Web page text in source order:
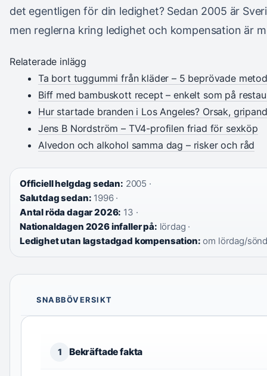
det egentligen för din ledighet? Sedan 2005 är
men reglerna kring ledighet och kompensation är
Relaterade inlägg
Ta bort tuggummi från kläder – 5 beprövade
Biff med bambuskott recept – enkelt som på
Hur startade branden i Los Angeles? Orsak,
Jens B Nordström – TV4-profilen friad för sexköp
Alvedon och alkohol samma dag – risker och råd
Officiell helgdag sedan: 2005 ·
Salutdag sedan: 1996 ·
Antal röda dagar 2026: 13 ·
Nationaldagen 2026 infaller på: lördag ·
Ledighet utan lagstadgad kompensation: om lördag/
SNABBÖVERSIKT
1 Bekräftade fakta